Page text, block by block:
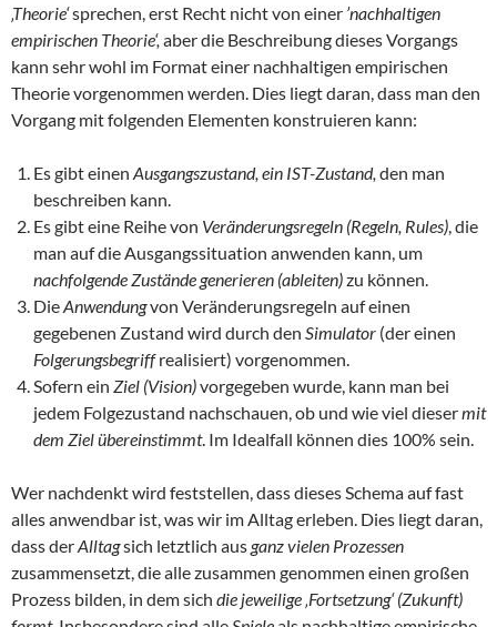
‚Theorie‘sprechen, erst Recht nicht von einer ’nachhaltigen
empirischen Theorie‘, aber die Beschreibung dieses Vorgangs
kann sehr wohl im Format einer nachhaltigen empirischen
Theorie vorgenommen werden. Dies liegt daran, dass man den
Vorgang mit folgenden Elementen konstruieren kann:
Es gibt einen Ausgangszustand, ein IST-Zustand, den man
beschreiben kann.
Es gibt eine Reihe von Veränderungsregeln (Regeln, Rules) , die
man auf die Ausgangssituation anwenden kann, um
nachfolgende Zustände generieren (ableiten)zu können.
DieAnwendungvon Veränderungsregeln auf einen
gegebenen Zustand wird durch den Simulator (der einen
Folgerungsbegriffrealisiert) vorgenommen.
Sofern ein Ziel (Vision)vorgegeben wurde, kann man bei
jedem Folgezustand nachschauen, ob und wie viel diesermit
dem Ziel übereinstimmt. Im Idealfall können dies 100% sein.
Wer nachdenkt wird feststellen, dass dieses Schema auf fast
alles anwendbar ist, was wir im Alltag erleben. Dies liegt daran,
dass derAlltagsich letztlich aus ganz vielen Prozessen
zusammensetzt, die alle zusammen genommen einen großen
Prozess bilden, in dem sich die jeweilige ‚Fortsetzung‘ (Zukunft)